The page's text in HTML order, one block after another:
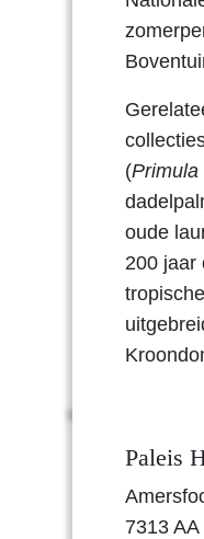
(Primula
oude
200 jaar
Paleis
7313 AA